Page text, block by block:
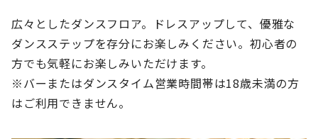
広々としたダンスフロア。ドレスアップして、優雅な
ダンスステップを存分にお楽しみください。初心者の
方でも気軽にお楽しみいただけます。
※バーまたはダンスタイム営業時間帯は18歳未満の方
はご利用できません。